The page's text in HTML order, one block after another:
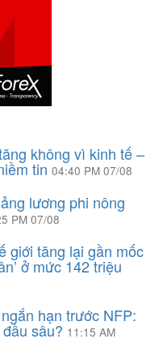
không vì kinh tế –
tin 04:40 PM 07/08
lương phi nông
PM 07/08
giới tăng lại gần mốc
ở mức 142 triệu
hạn trước NFP:
sâu? 11:15 AM